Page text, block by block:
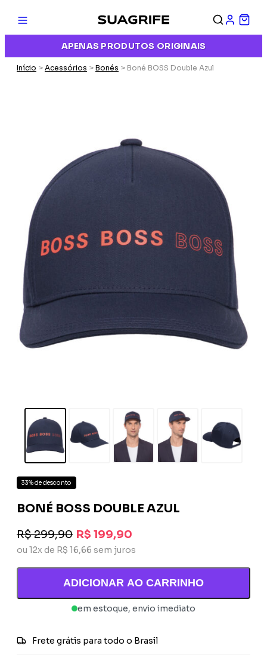
APENAS PRODUTOS ORIGINAIS
Início > Acessórios > Bonés > Boné BOSS Double Azul
33% de desconto
BONÉ BOSS DOUBLE AZUL
R$ 299,90 R$ 199,90
ou 12x de R$ 16,66 sem juros
ADICIONAR AO CARRINHO
em estoque, envio imediato
Frete grátis para todo o Brasil